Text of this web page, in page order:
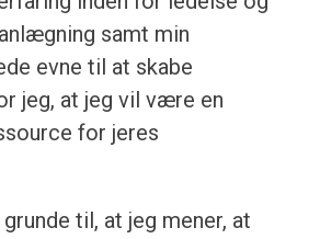
samt min
evne til at skabe
jeg, at jeg vil være en
for jeres
til, at jeg mener, at